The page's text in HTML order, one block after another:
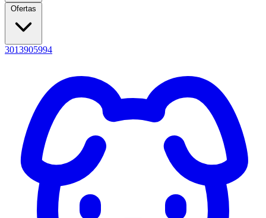
Ofertas
3013905994